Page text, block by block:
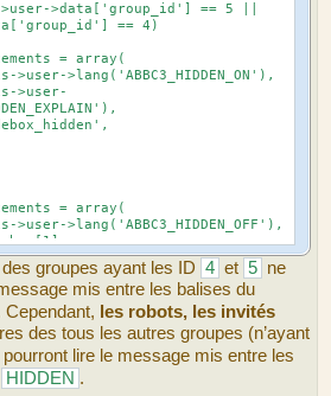
>data['group_id'] == 5 ||
== 4)
= array(
= array(
groupes ayant les ID 4 et 5 ne
mis entre les balises du
Cependant, les robots, les invités
des tous les autres groupes (n’ayant
pourront lire le message mis entre les
HIDDEN .